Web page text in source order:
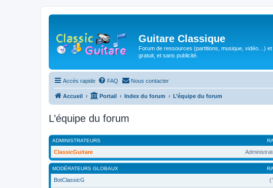
Guitare Classique
Forum de ressources (partitions, musique, vidéo…)
gratuit, et sans publicité.
Accès rapide FAQ Nous contacter
Accueil Portail Index du forum L’équipe du forum
L’équipe du forum
ADMINISTRATEURS
ClassicGuitare
MODÉRATEURS GLOBAUX
BotClassicG